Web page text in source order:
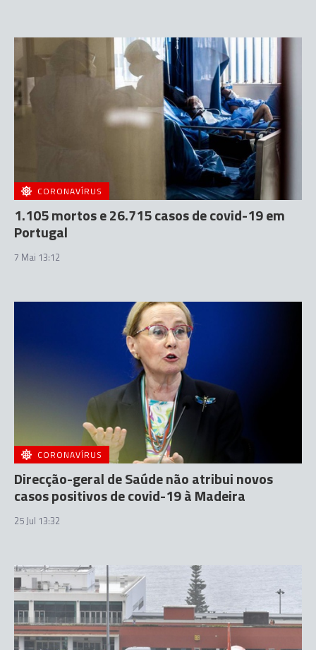
CORONAVÍRUS
1.105 mortos e 26.715 casos de covid-19 em
Portugal
7 Mai 13:12
CORONAVÍRUS
Direcção-geral de Saúde não atribui novos
casos positivos de covid-19 à Madeira
25 Jul 13:32